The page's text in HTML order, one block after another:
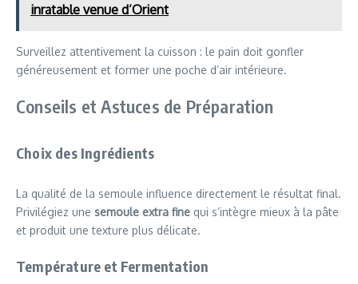
inratable venue d’Orient
Surveillez attentivement la cuisson : le pain doit gonfler
généreusement et former une poche d’air intérieure.
Conseils et Astuces de Préparation
Choix des Ingrédients
La qualité de la semoule influence directement le résultat final.
Privilégiez une semoule extra fine qui s’intègre mieux à la pâte
et produit une texture plus délicate.
Température et Fermentation